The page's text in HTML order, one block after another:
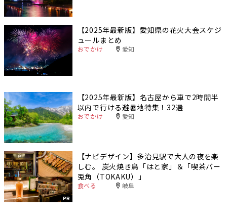
【2025年最新版】愛知県の花火大会スケジ
ュールまとめ
おでかけ 愛知
【2025年最新版】名古屋から車で2時間半
以内で行ける避暑地特集！32選
おでかけ 愛知
PR
【ナビデザイン】多治見駅で大人の夜を楽
しむ。 炭火焼き鳥「はと家」＆「喫茶バー
兎角（TOKAKU）」
食べる 岐阜